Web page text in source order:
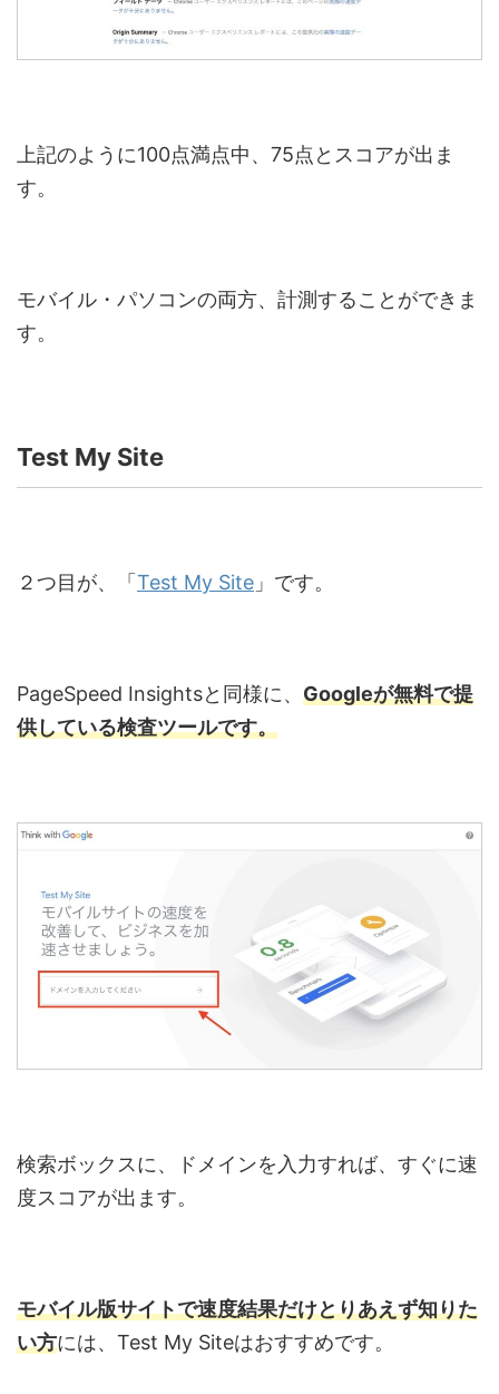
上記のように100点満点中、75点とスコアが出ま
す。
モバイル・パソコンの両方、計測することができま
す。
Test My Site
２つ目が、「 Test My Site 」です。
PageSpeed Insightsと同様に、 Googleが無料で提
供している検査ツールです。
検索ボックスに、ドメインを入力すれば、すぐに速
度スコアが出ます。
モバイル版サイトで速度結果だけとりあえず知りた
い方には、Test My Siteはおすすめです。